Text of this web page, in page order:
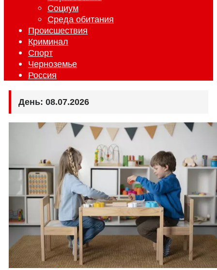
Социум
Среда обитания
Происшествия
Криминал
Спорт
Черноземье
Россия
День: 08.07.2026